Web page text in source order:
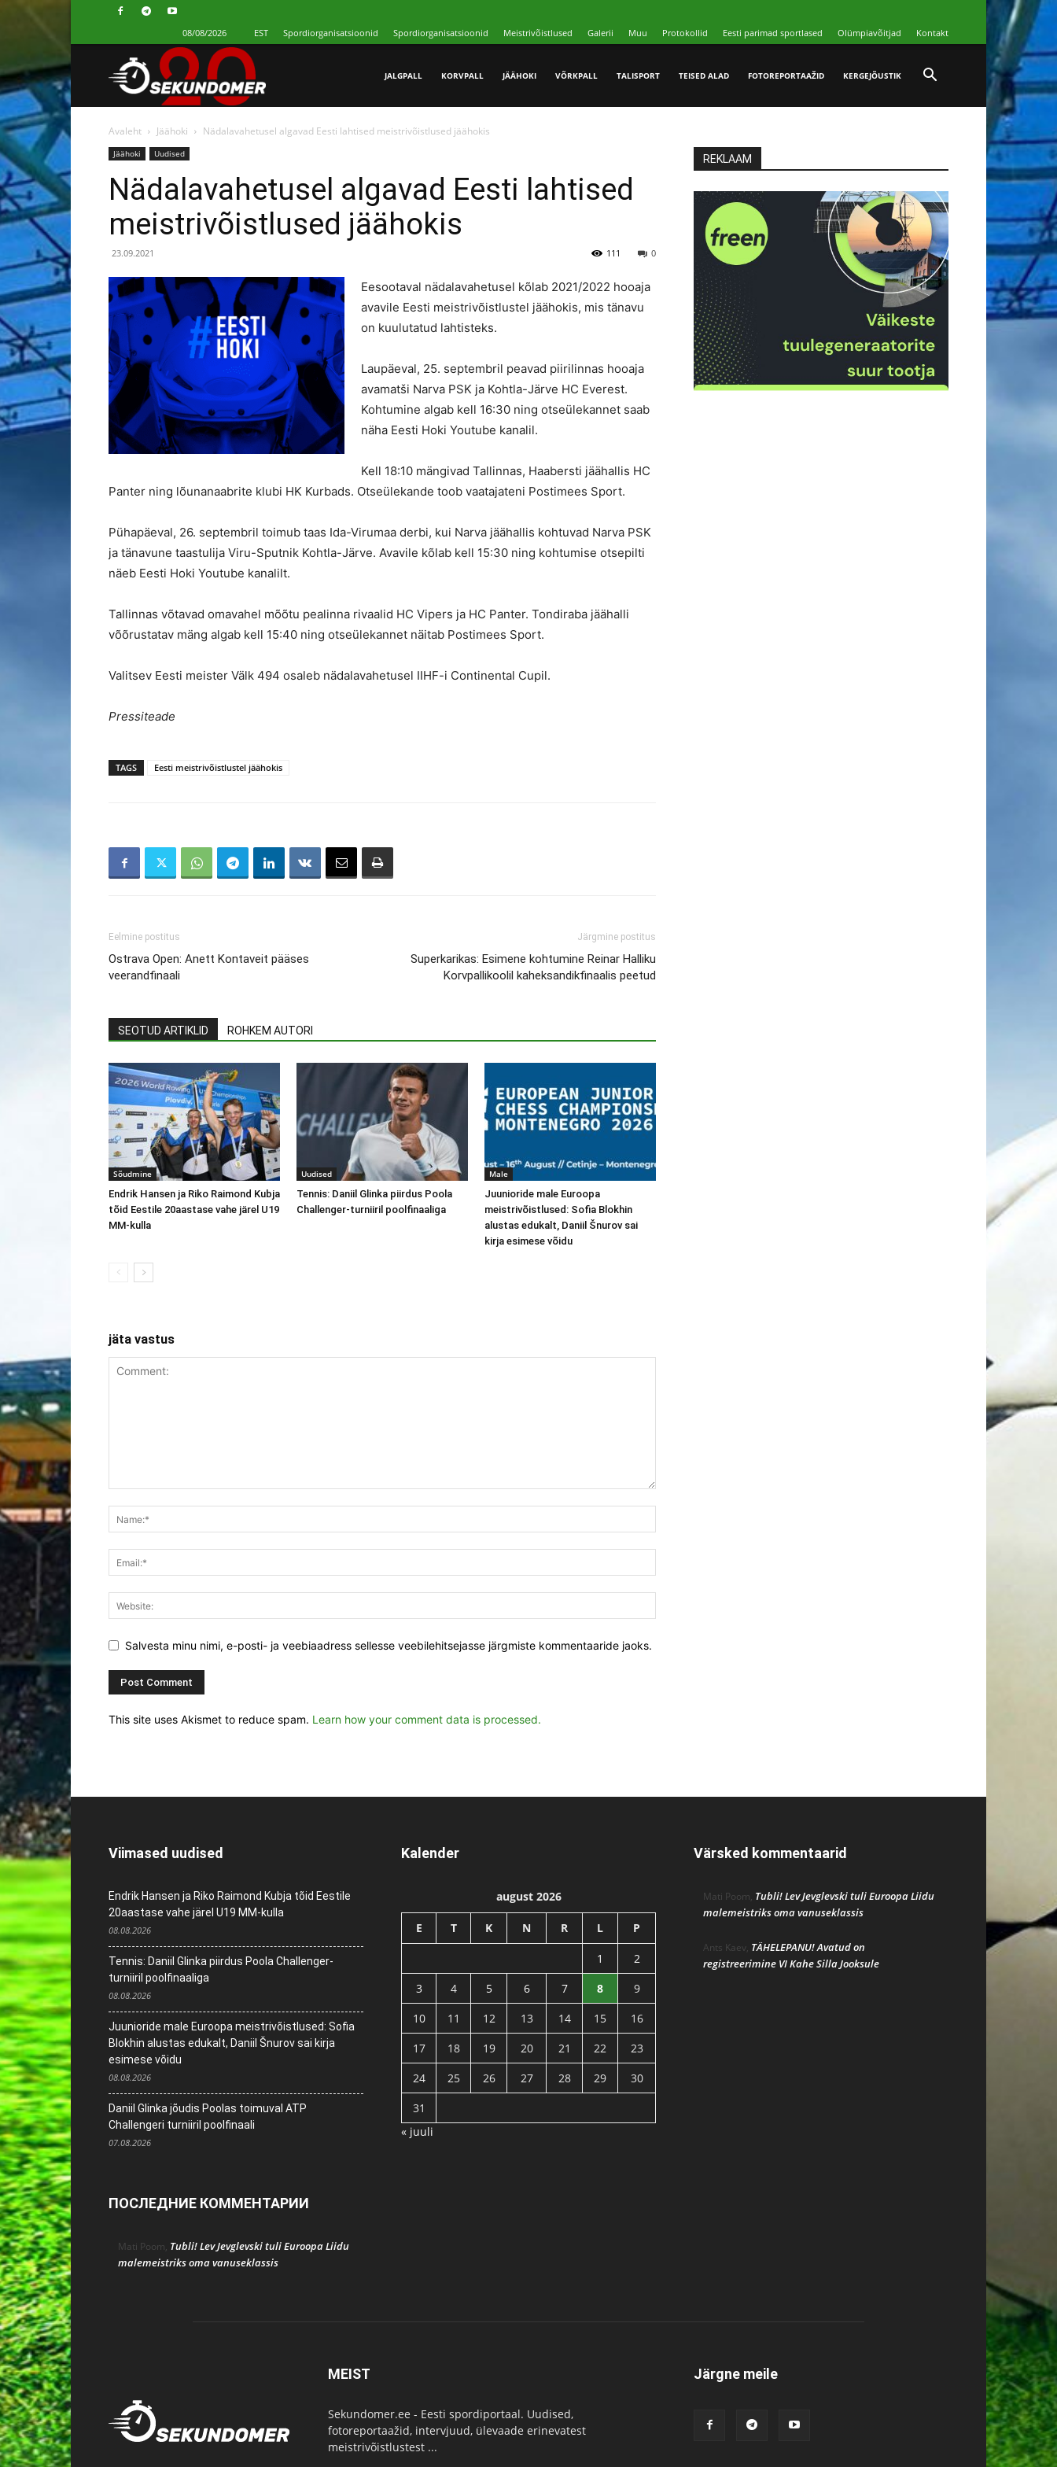
08/08/2026 EST Spordiorganisatsioonid Spordiorganisatsioonid Meistrivõistlused Galerii Muu Protokollid Eesti parimad sportlased Olümpiavõitjad Kontakt
JALGPALL KORVPALL JÄÄHOKI VÕRKPALL TALISPORT TEISED ALAD FOTOREPORTAAŽID KERGEJÕUSTIK
Avaleht Jäähoki Nädalavahetusel algavad Eesti lahtised meistrivõistlused jäähokis
Jäähoki Uudised
Nädalavahetusel algavad Eesti lahtised
meistrivõistlused jäähokis
23.09.2021 0
111
Eesootaval nädalavahetusel kõlab 2021/2022 hooaja
avavile Eesti meistrivõistlustel jäähokis, mis tänavu
on kuulutatud lahtisteks.
Laupäeval, 25. septembril peavad piirilinnas hooaja
avamatši Narva PSK ja Kohtla-Järve HC Everest.
Kohtumine algab kell 16:30 ning otseülekannet saab
näha Eesti Hoki Youtube kanalil.
Kell 18:10 mängivad Tallinnas, Haabersti jäähallis HC
Panter ning lõunanaabrite klubi HK Kurbads. Otseülekande toob vaatajateni Postimees Sport.
Pühapäeval, 26. septembril toimub taas Ida-Virumaa derbi, kui Narva jäähallis kohtuvad Narva PSK
ja tänavune taastulija Viru-Sputnik Kohtla-Järve. Avavile kõlab kell 15:30 ning kohtumise otsepilti
näeb Eesti Hoki Youtube kanalilt.
Tallinnas võtavad omavahel mõõtu pealinna rivaalid HC Vipers ja HC Panter. Tondiraba jäähalli
võõrustatav mäng algab kell 15:40 ning otseülekannet näitab Postimees Sport.
Valitsev Eesti meister Välk 494 osaleb nädalavahetusel IIHF-i Continental Cupil.
Pressiteade
TAGS Eesti meistrivõistlustel jäähokis
Eelmine postitus
Ostrava Open: Anett Kontaveit pääses
veerandfinaali
Järgmine postitus
Superkarikas: Esimene kohtumine Reinar Halliku
Korvpallikoolil kaheksandikfinaalis peetud
SEOTUD ARTIKLID ROHKEM AUTORI
Sõudmine
Endrik Hansen ja Riko Raimond Kubja
tõid Eestile 20aastase vahe järel U19
MM-kulla
Uudised
Tennis: Daniil Glinka piirdus Poola
Challenger-turniiril poolfinaaliga
Male
Juunioride male Euroopa
meistrivõistlused: Sofia Blokhin
alustas edukalt, Daniil Šnurov sai
kirja esimese võidu
jäta vastus
Salvesta minu nimi, e-posti- ja veebiaadress sellesse veebilehitsejasse järgmiste kommentaaride jaoks.
This site uses Akismet to reduce spam. Learn how your comment data is processed.
REKLAAM
Viimased uudised
Endrik Hansen ja Riko Raimond Kubja tõid Eestile
20aastase vahe järel U19 MM-kulla
08.08.2026
Tennis: Daniil Glinka piirdus Poola Challenger-
turniiril poolfinaaliga
08.08.2026
Juunioride male Euroopa meistrivõistlused: Sofia
Blokhin alustas edukalt, Daniil Šnurov sai kirja
esimese võidu
08.08.2026
Daniil Glinka jõudis Poolas toimuval ATP
Challengeri turniiril poolfinaali
07.08.2026
ПОСЛЕДНИЕ КОММЕНТАРИИ
Mati Poom, Tubli! Lev Jevglevski tuli Euroopa Liidu
malemeistriks oma vanuseklassis
Kalender
august 2026
E T K N R L P
1
2
3
4 5 6 7 8
9
10
11 12 13 14 15
16
17
18 19 20 21 22
23
24
25 26 27 28 29
30
31
« juuli
Värsked kommentaarid
Mati Poom, Tubli! Lev Jevglevski tuli Euroopa Liidu
malemeistriks oma vanuseklassis
Ants Kaev, TÄHELEPANU! Avatud on
registreerimine VI Kahe Silla Jooksule
MEIST
Sekundomer.ee - Eesti spordiportaal. Uudised,
fotoreportaažid, intervjuud, ülevaade erinevatest
meistrivõistlustest ...
Järgne meile